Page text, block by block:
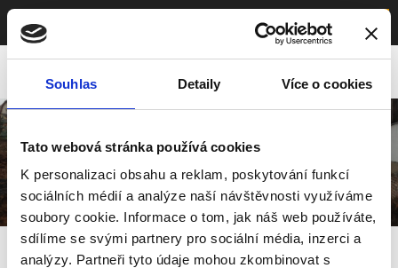
Souhlas Detaily Více o cookies
Tato webová stránka používá cookies
K personalizaci obsahu a reklam, poskytování funkcí
sociálních médií a analýze naší návštěvnosti využíváme
soubory cookie. Informace o tom, jak náš web používáte,
sdílíme se svými partnery pro sociální média, inzerci a
analýzy. Partneři tyto údaje mohou zkombinovat s
≡
Benzínová stanice Kařez